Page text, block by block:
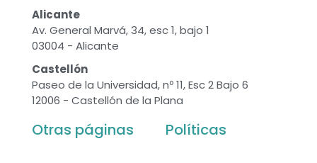
Alicante
Av. General Marvá, 34, esc 1, bajo 1
03004 - Alicante
Castellón
Paseo de la Universidad, nº 11, Esc 2 Bajo 6
12006 - Castellón de la Plana
Otras páginas Políticas